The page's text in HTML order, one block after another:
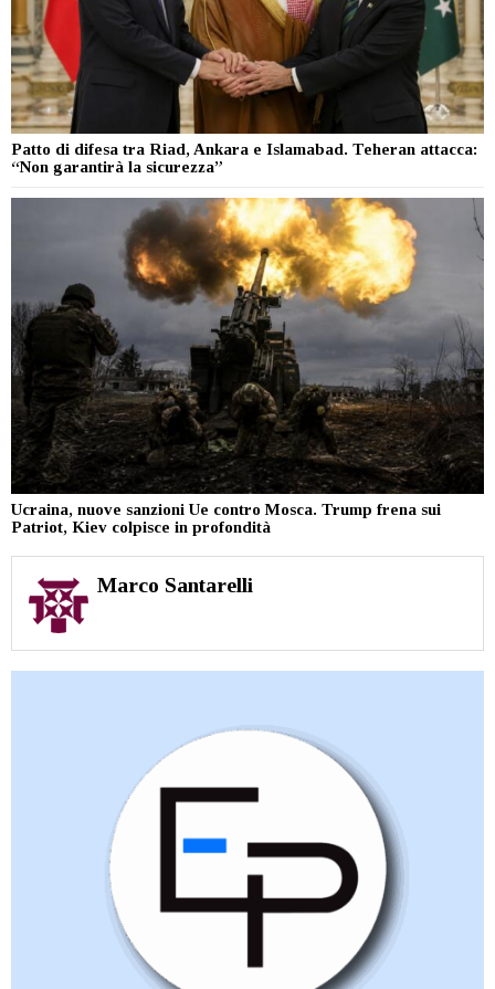
Patto di difesa tra Riad, Ankara e Islamabad. Teheran attacca:
“Non garantirà la sicurezza”
Ucraina, nuove sanzioni Ue contro Mosca. Trump frena sui
Patriot, Kiev colpisce in profondità
Marco Santarelli